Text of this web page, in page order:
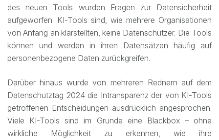
des neuen Tools wurden Fragen zur Datensicherheit
aufgeworfen. KI-Tools sind, wie mehrere Organisationen
von Anfang an klarstellten, keine Datenschützer. Die Tools
können und werden in ihren Datensätzen häufig auf
personenbezogene Daten zurückgreifen.
Darüber hinaus wurde von mehreren Rednern auf dem
Datenschutztag 2024 die Intransparenz der von KI-Tools
getroffenen Entscheidungen ausdrücklich angesprochen.
Viele KI-Tools sind im Grunde eine Blackbox – ohne
wirkliche Möglichkeit zu erkennen, wie ihre